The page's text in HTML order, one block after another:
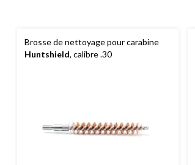
Brosse de nettoyage pour carabine
Huntshield, calibre .30